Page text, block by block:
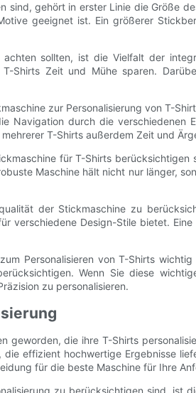
gehört in erster Linie die Größe
geeignet ist. Ein größerer
sollten, ist die Vielfalt der
Shirts Zeit und Mühe sparen.
zur Personalisierung von T-
durch die verschiedenen
T-Shirts außerdem Zeit und
für T-Shirts berücksichtigen
Maschine hält nicht nur länger,
der Stickmaschine zu
verschiedene Design-Stile bietet.
Personalisieren von T-Shirts
Wenn Sie diese
zu personalisieren.
die ihre T-Shirts
effizient hochwertige Ergebnisse
für die beste Maschine für Ihre